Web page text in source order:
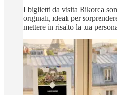
I biglietti da visita Rikorda
originali, ideali per
mettere in risalto la tua